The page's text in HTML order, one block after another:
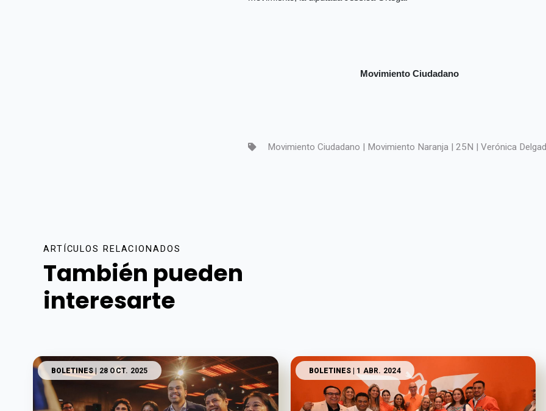
Movimiento Ciudadano
Movimiento Ciudadano | Movimiento Naranja | 25N | Verónica
ARTÍCULOS RELACIONADOS
También pueden
interesarte
BOLETINES| 28 OCT. 2025 BOLETINES| 1 ABR. 2024